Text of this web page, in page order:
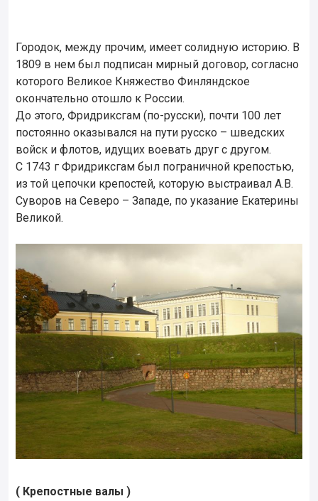
Городок, между прочим, имеет солидную историю. В
1809 в нем был подписан мирный договор, согласно
которого Великое Княжество Финляндское
окончательно отошло к России.
До этого, Фридриксгам (по-русски), почти 100 лет
постоянно оказывался на пути русско – шведских
войск и флотов, идущих воевать друг с другом.
С 1743 г Фридриксгам был пограничной крепостью,
из той цепочки крепостей, которую выстраивал А.В.
Суворов на Северо – Западе, по указание Екатерины
Великой.
( Крепостные валы )